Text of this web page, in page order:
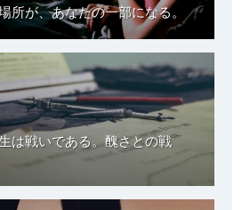
所が、あなたの一部になる。
は戦いである。醜さとの戦